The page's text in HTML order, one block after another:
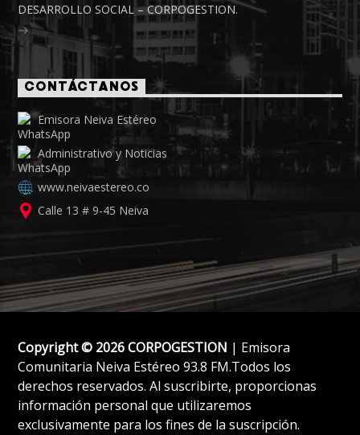
DESARROLLO SOCIAL – CORPOGESTION.
CONTÁCTANOS
Emisora Neiva Estéreo
Administrativo y Noticias
www.neivaestereo.co
Calle 13 # 9-45 Neiva
Copyright © 2026 CORPOGESTION | Emisora
Comunitaria Neiva Estéreo 93.8 FM.Todos los
derechos reservados. Al suscribirte, proporcionas
información personal que utilizaremos
exclusivamente para los fines de la suscripción.